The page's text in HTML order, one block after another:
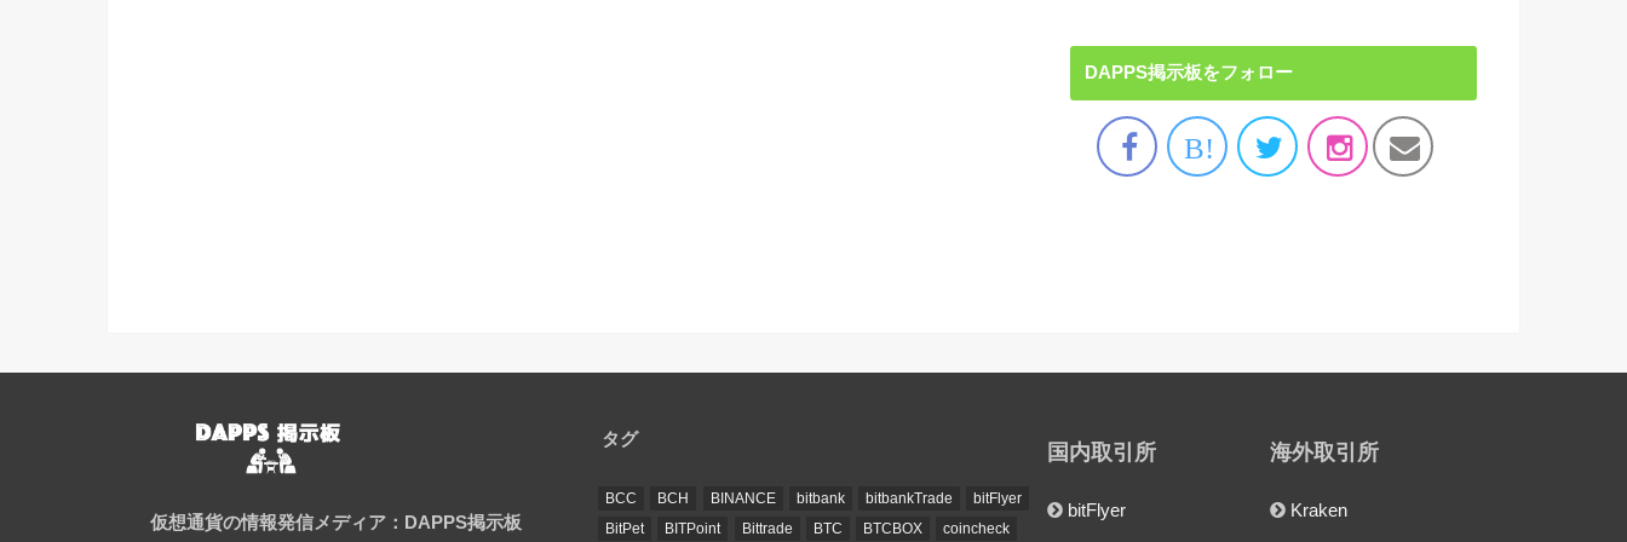
DAPPS掲示板をフォロー
B!
仮想通貨の情報発信メディア：DAPPS掲示板
タグ
BCC BCH BINANCE bitbank bitbankTrade
bitFlyer
BitPet
BITPoint Bittrade BTC BTCBOX coincheck
国内取引所
bitFlyer
海外取引所
Kraken